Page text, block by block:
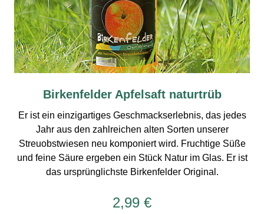
Birkenfelder Apfelsaft naturtrüb
Er ist ein einzigartiges Geschmackserlebnis, das jedes
Jahr aus den zahlreichen alten Sorten unserer
Streuobstwiesen neu komponiert wird. Fruchtige Süße
und feine Säure ergeben ein Stück Natur im Glas. Er ist
das ursprünglichste Birkenfelder Original.
2,99 €